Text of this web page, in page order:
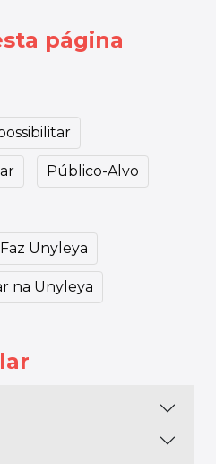
página
Público-Alvo
Unyleya
na Unyleya